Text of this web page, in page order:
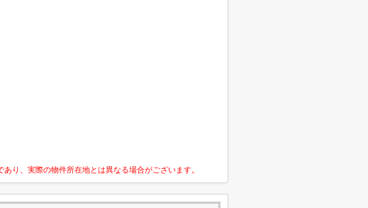
り、実際の物件所在地とは異なる場合がございます。